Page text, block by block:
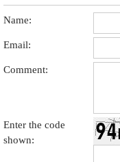
Name:
Email:
Comment:
Enter the code
shown: